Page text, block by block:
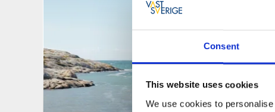
Consent
This website uses cookies
We use cookies to